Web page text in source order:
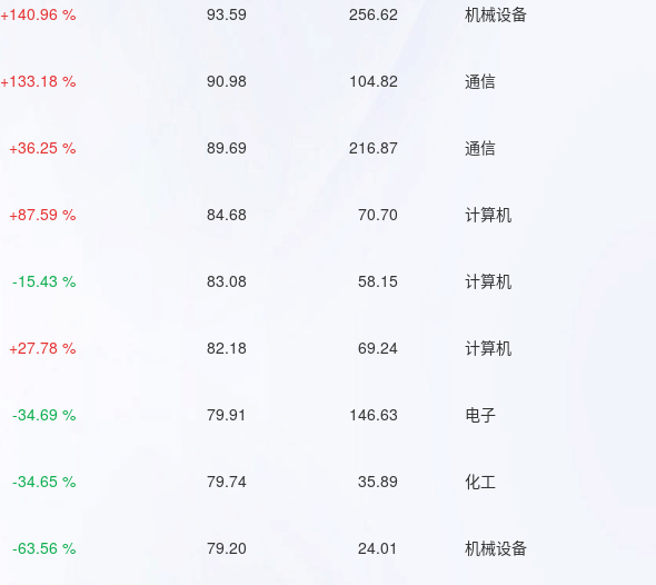
+140.96 % 93.59 256.62 机械设备
+133.18 % 90.98 104.82 通信
+36.25 % 89.69 216.87 通信
+87.59 % 84.68 70.70 计算机
-15.43 % 83.08 58.15 计算机
+27.78 % 82.18 69.24 计算机
-34.69 % 79.91 146.63 电子
-34.65 % 79.74 35.89 化工
-63.56 % 79.20 24.01 机械设备